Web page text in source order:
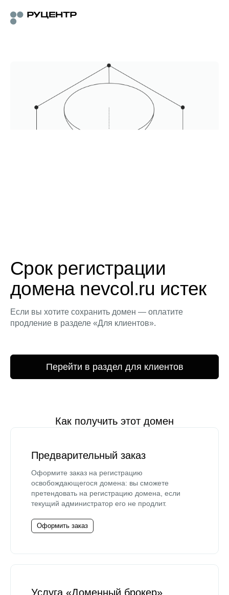
Срок регистрации
домена nevcol.ru истек
Если вы хотите сохранить домен — оплатите
продление в разделе «Для клиентов».
Перейти в раздел для клиентов
Как получить этот домен
Предварительный заказ
Оформите заказ на регистрацию
освобождающегося домена: вы сможете
претендовать на регистрацию домена, если
текущий администратор его не продлит.
Оформить заказ
Услуга «Доменный брокер»